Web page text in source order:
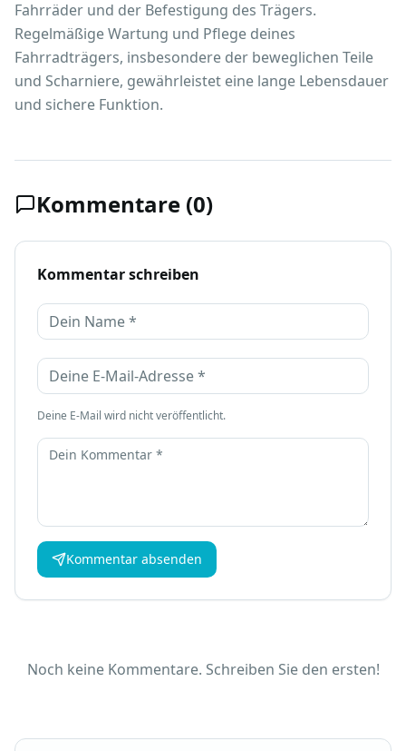
Fahrräder und der Befestigung des Trägers.
Regelmäßige Wartung und Pflege deines
Fahrradträgers, insbesondere der beweglichen Teile
und Scharniere, gewährleistet eine lange Lebensdauer
und sichere Funktion.
Kommentare (0)
Kommentar schreiben
Name
E-Mail-Adresse
Deine E-Mail wird nicht veröffentlicht.
Kommentar
Kommentar absenden
Noch keine Kommentare. Schreiben Sie den ersten!